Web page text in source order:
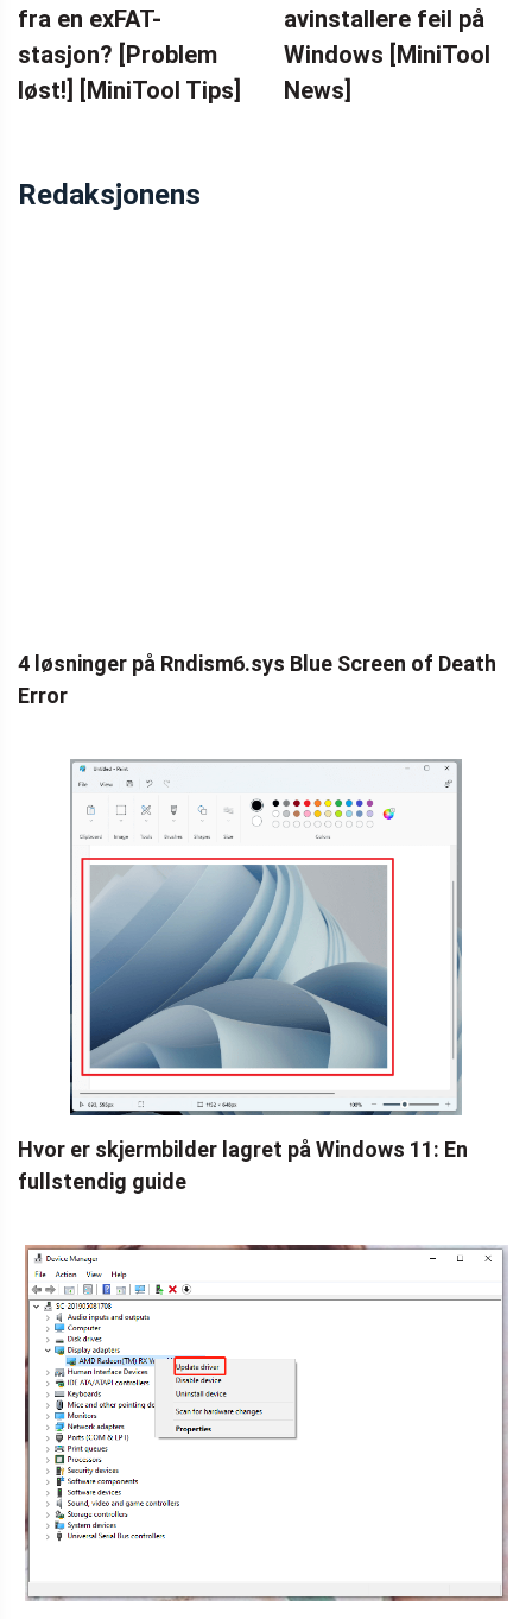
fra en exFAT-
stasjon? [Problem
løst!] [MiniTool Tips]
avinstallere feil på
Windows [MiniTool
News]
Redaksjonens
4 løsninger på Rndism6.sys Blue Screen of Death
Error
Hvor er skjermbilder lagret på Windows 11: En
fullstendig guide